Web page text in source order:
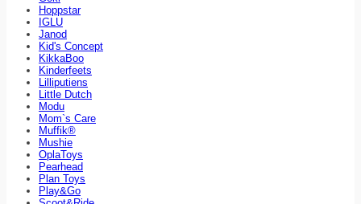
Hoppstar
IGLU
Janod
Kid's Concept
KikkaBoo
Kinderfeets
Lilliputiens
Little Dutch
Modu
Mom`s Care
Muffik®
Mushie
OplaToys
Pearhead
Plan Toys
Play&Go